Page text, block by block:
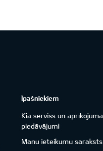
Īpašniekiem
Kia serviss un aprīkojuma
piedāvājumi
Manu ieteikumu saraksts